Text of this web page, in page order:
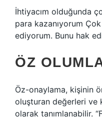
İhtiyacım olduğunda
para kazanıyorum
ediyorum. Bunu hak
ÖZ
Öz-onaylama, kişinin
oluşturan değerleri ve
olarak tanımlanabilir.